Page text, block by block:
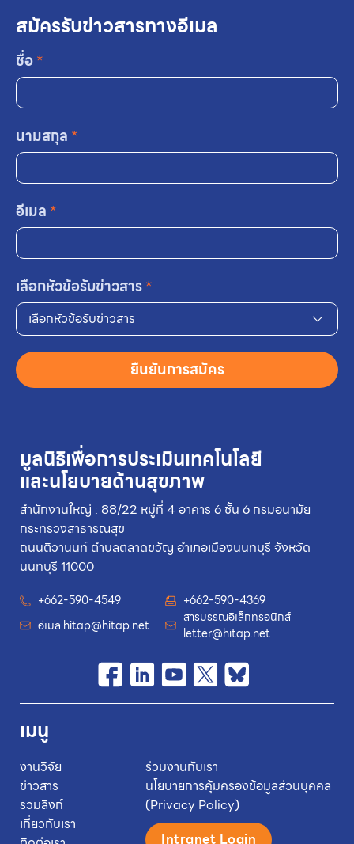
มูลนิธิเพื่อการประเมินเทคโนโลยี
และนโยบายด้านสุขภาพ
สำนักงานใหญ่ : 88/22 หมู่ที่ 4 อาคาร 6 ชั้น 6 กรมอนามัย
กระทรวงสาธารณสุข
ถนนติวานนท์ ตำบลตลาดขวัญ อำเภอเมืองนนทบุรี จังหวัด
นนทบุรี 11000
+662-590-4549
+662-590-4369
อีเมล hitap@hitap.net
สารบรรณอิเล็กทรอนิกส์
letter@hitap.net
เมนู
งานวิจัย
ข่าวสาร
รวมลิงก์
เกี่ยวกับเรา
ร่วมงานกับเรา
นโยบายการคุ้มครองข้อมูลส่วนบุคคล
(Privacy Policy)
Intranet Login
สมัครรับข่าวสารทางอีเมล
ชื่อ*
นามสกุล *
อีเมล *
เลือกหัวข้อรับข่าวสาร*
เลือกหัวข้อรับข่าวสาร
ยืนยันการสมัคร